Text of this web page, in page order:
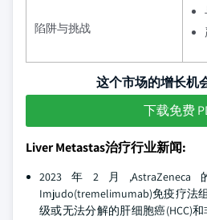
陷阱与挑战
这个市场的增长机
下载免费
Liver Metastas治疗行业新闻:
2023年2月,AstraZeneca
Imjudo(tremelimumab)免疫疗法
级或无法分解的肝细胞癌(HCC)